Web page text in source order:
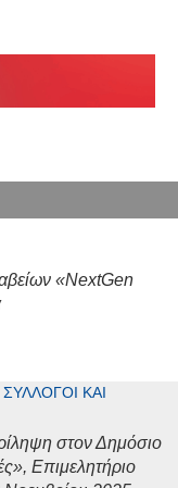
«NextGen
ΚΑΙ
στον Δημόσιο
Επιμελητήριο